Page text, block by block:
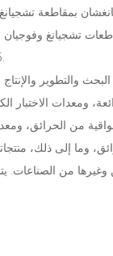
بمقاطعة
15 مليون يوان، مع وسائل النقل والخدمات اللوجستية المريحة وبيئة جميلة.
والتطوير
ومعدات
من الحرائق،
وما إلى ذلك،
وغيرها من